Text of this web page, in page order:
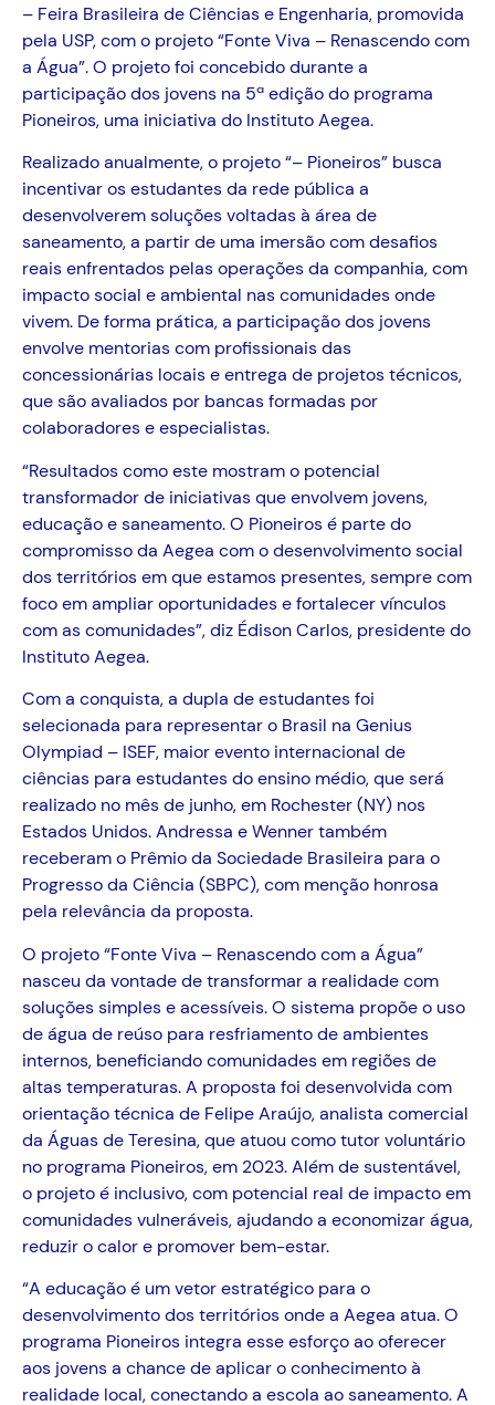
– Feira Brasileira de Ciências e Engenharia, promovida
pela USP, com o projeto “Fonte Viva – Renascendo com
a Água”. O projeto foi concebido durante a
participação dos jovens na 5ª edição do programa
Pioneiros, uma iniciativa do Instituto Aegea.
Realizado anualmente, o projeto “– Pioneiros” busca
incentivar os estudantes da rede pública a
desenvolverem soluções voltadas à área de
saneamento, a partir de uma imersão com desafios
reais enfrentados pelas operações da companhia, com
impacto social e ambiental nas comunidades onde
vivem. De forma prática, a participação dos jovens
envolve mentorias com profissionais das
concessionárias locais e entrega de projetos técnicos,
que são avaliados por bancas formadas por
colaboradores e especialistas.
“Resultados como este mostram o potencial
transformador de iniciativas que envolvem jovens,
educação e saneamento. O Pioneiros é parte do
compromisso da Aegea com o desenvolvimento social
dos territórios em que estamos presentes, sempre com
foco em ampliar oportunidades e fortalecer vínculos
com as comunidades”, diz Édison Carlos, presidente do
Instituto Aegea.
Com a conquista, a dupla de estudantes foi
selecionada para representar o Brasil na Genius
Olympiad – ISEF, maior evento internacional de
ciências para estudantes do ensino médio, que será
realizado no mês de junho, em Rochester (NY) nos
Estados Unidos. Andressa e Wenner também
receberam o Prêmio da Sociedade Brasileira para o
Progresso da Ciência (SBPC), com menção honrosa
pela relevância da proposta.
O projeto “Fonte Viva – Renascendo com a Água”
nasceu da vontade de transformar a realidade com
soluções simples e acessíveis. O sistema propõe o uso
de água de reúso para resfriamento de ambientes
internos, beneficiando comunidades em regiões de
altas temperaturas. A proposta foi desenvolvida com
orientação técnica de Felipe Araújo, analista comercial
da Águas de Teresina, que atuou como tutor voluntário
no programa Pioneiros, em 2023. Além de sustentável,
o projeto é inclusivo, com potencial real de impacto em
comunidades vulneráveis, ajudando a economizar água,
reduzir o calor e promover bem-estar.
“A educação é um vetor estratégico para o
desenvolvimento dos territórios onde a Aegea atua. O
programa Pioneiros integra esse esforço ao oferecer
aos jovens a chance de aplicar o conhecimento à
realidade local, conectando a escola ao saneamento. A